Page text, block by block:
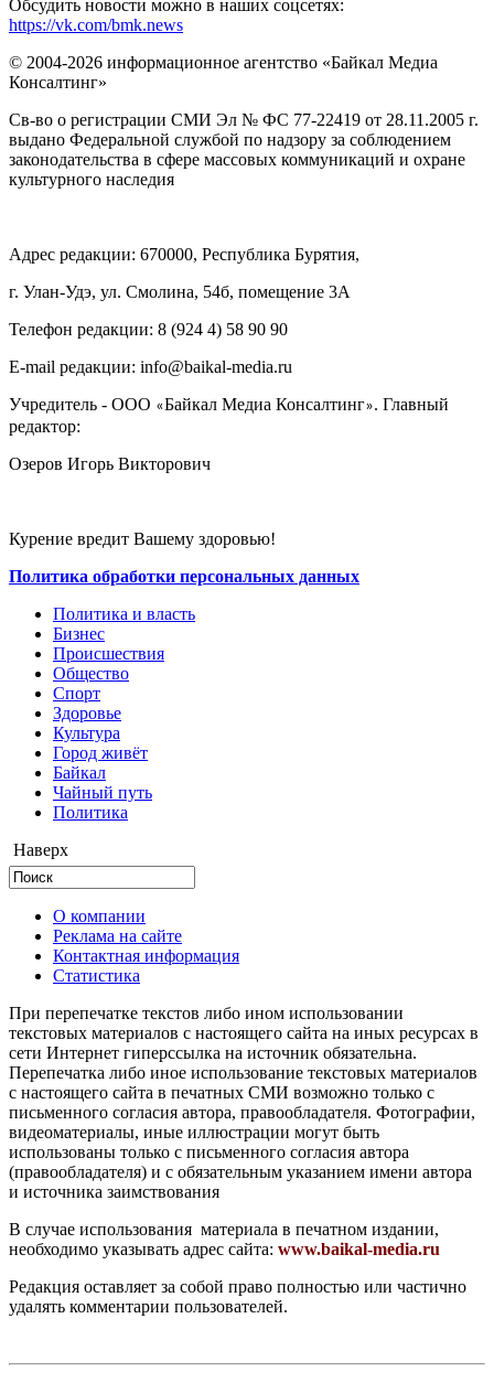
Обсудить новости можно в наших соцсетях:
https://vk.com/bmk.news
© 2004-2026 информационное агентство «Байкал Медиа
Консалтинг»
Св-во о регистрации СМИ Эл № ФС 77-22419 от 28.11.2005 г.
выдано Федеральной службой по надзору за соблюдением
законодательства в сфере массовых коммуникаций и охране
культурного наследия
Адрес редакции: 670000, Республика Бурятия,
г. Улан-Удэ, ул. Смолина, 54б, помещение 3А
Телефон редакции: ‎‎8 (924 4) 58 90 90
E-mail редакции: info@baikal-media.ru
Учредитель - ООО «Байкал Медиа Консалтинг». Главный
редактор:
Озеров Игорь Викторович
Курение вредит Вашему здоровью!
Политика обработки персональных данных
Политика и власть
Бизнес
Происшествия
Общество
Cпорт
Здоровье
Культура
Город живёт
Байкал
Чайный путь
Политика
Наверх
О компании
Реклама на сайте
Контактная информация
Статистика
При перепечатке текстов либо ином использовании
текстовых материалов с настоящего сайта на иных ресурсах в
сети Интернет гиперссылка на источник обязательна.
Перепечатка либо иное использование текстовых материалов
с настоящего сайта в печатных СМИ возможно только с
письменного согласия автора, правообладателя. Фотографии,
видеоматериалы, иные иллюстрации могут быть
использованы только с письменного согласия автора
(правообладателя) и с обязательным указанием имени автора
и источника заимствования
В случае использования материала в печатном издании,
необходимо указывать адрес сайта: www.baikal-media.ru
Редакция оставляет за собой право полностью или частично
удалять комментарии пользователей.